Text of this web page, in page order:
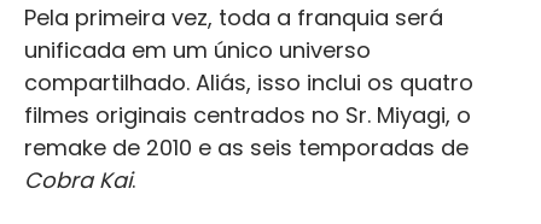
Pela primeira vez, toda a franquia será
unificada em um único universo
compartilhado. Aliás, isso inclui os quatro
filmes originais centrados no Sr. Miyagi, o
remake de 2010 e as seis temporadas de
Cobra Kai.